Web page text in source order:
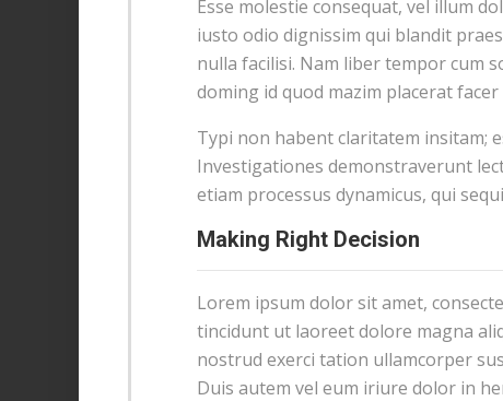
Esse molestie consequat, vel illum
iusto odio dignissim qui blandit
nulla facilisi. Nam liber tempor cum
doming id quod mazim placerat facer
Typi non habent claritatem insitam;
Investigationes demonstraverunt
etiam processus dynamicus, qui
Making Right Decision
Lorem ipsum dolor sit amet,
tincidunt ut laoreet dolore magna
nostrud exerci tation ullamcorper
Duis autem vel eum iriure dolor in